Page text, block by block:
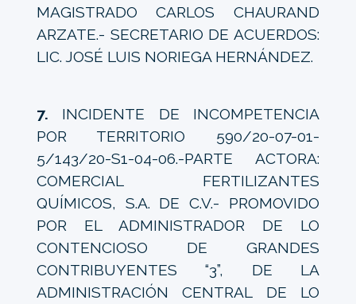
MAGISTRADO CARLOS CHAURAND
ARZATE.- SECRETARIO DE ACUERDOS:
LIC. JOSÉ LUIS NORIEGA HERNÁNDEZ.
7. INCIDENTE DE INCOMPETENCIA
POR TERRITORIO 590/20-07-01-
5/143/20-S1-04-06.-PARTE ACTORA:
COMERCIAL FERTILIZANTES
QUÍMICOS, S.A. DE C.V.- PROMOVIDO
POR EL ADMINISTRADOR DE LO
CONTENCIOSO DE GRANDES
CONTRIBUYENTES “3”, DE LA
ADMINISTRACIÓN CENTRAL DE LO